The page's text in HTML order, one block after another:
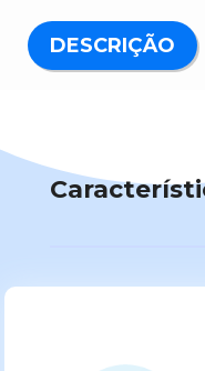
DESCRIÇÃO